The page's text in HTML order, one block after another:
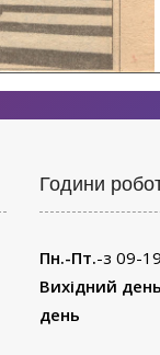
Години
Пн.-Пт.-з 09-
Вихідний день
день